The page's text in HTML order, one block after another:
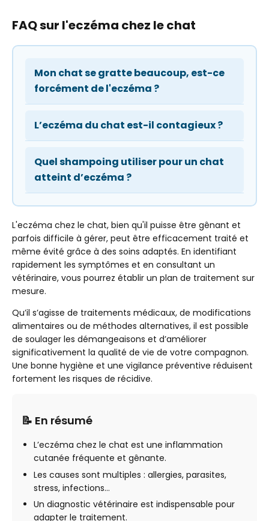
FAQ sur l'eczéma chez le chat
Mon chat se gratte beaucoup, est-ce
forcément de l'eczéma ?
L’eczéma du chat est-il contagieux ?
Quel shampoing utiliser pour un chat
atteint d’eczéma ?
L'eczéma chez le chat, bien qu'il puisse être gênant et
parfois difficile à gérer, peut être efficacement traité et
même évité grâce à des soins adaptés. En identifiant
rapidement les symptômes et en consultant un
vétérinaire, vous pourrez établir un plan de traitement sur
mesure.
Qu’il s’agisse de traitements médicaux, de modifications
alimentaires ou de méthodes alternatives, il est possible
de soulager les démangeaisons et d’améliorer
significativement la qualité de vie de votre compagnon.
Une bonne hygiène et une vigilance préventive réduisent
fortement les risques de récidive.
📝 En résumé
L’eczéma chez le chat est une inflammation
cutanée fréquente et gênante.
Les causes sont multiples : allergies, parasites,
stress, infections…
Un diagnostic vétérinaire est indispensable pour
adapter le traitement.